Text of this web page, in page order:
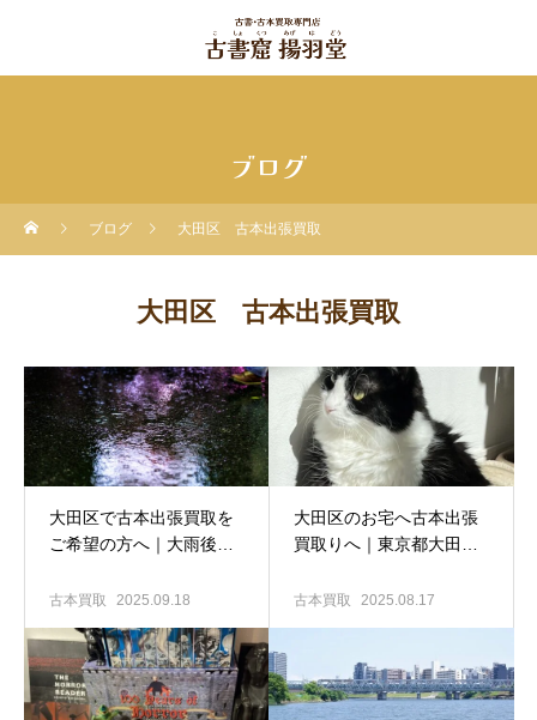
ブログ
ブログ 大田区 古本出張買取
大田区 古本出張買取
大田区で古本出張買取を
ご希望の方へ｜大雨後の
古本買取 2025.09.18
大田区のお宅へ古本出張
買取りへ｜東京都大田区
書窟揚羽堂
古本買取 2025.08.17